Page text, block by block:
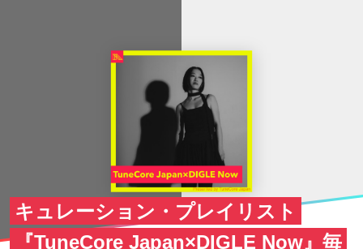
キュレーション・プレイリスト
『TuneCore Japan×DIGLE Now』毎